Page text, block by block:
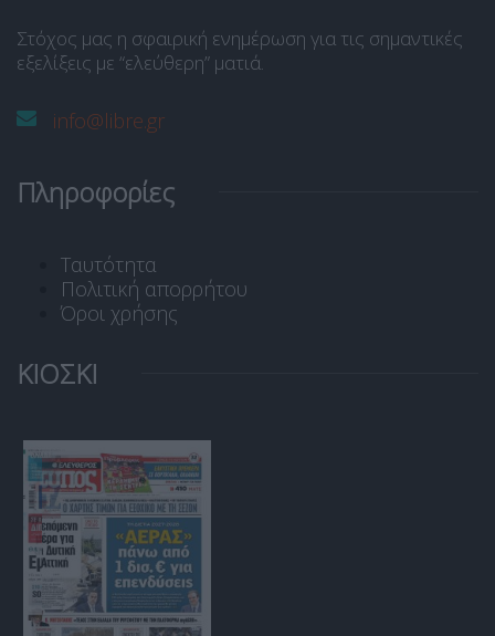
Στόχος μας η σφαιρική ενημέρωση για τις σημαντικές
εξελίξεις με “ελεύθερη” ματιά.
info@libre.gr
Πληροφορίες
Ταυτότητα
Πολιτική απορρήτου
Όροι χρήσης
ΚΙΟΣΚΙ